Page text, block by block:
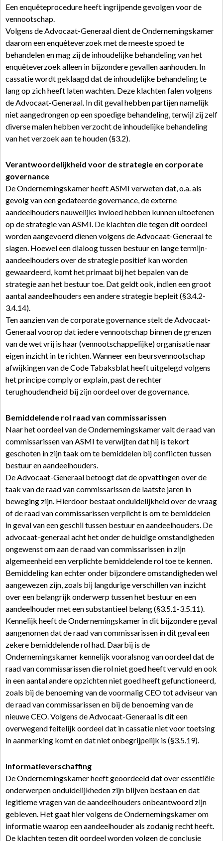
Een enquêteprocedure heeft ingrijpende gevolgen voor de
vennootschap.
Volgens de Advocaat-Generaal dient de Ondernemingskamer
daarom een enquêteverzoek met de meeste spoed te
behandelen en mag zij de inhoudelijke behandeling van het
enquêteverzoek alleen in bijzondere gevallen aanhouden. In
cassatie wordt geklaagd dat de inhoudelijke behandeling te
lang op zich heeft laten wachten. Deze klachten falen volgens
de Advocaat-Generaal. In dit geval hebben partijen namelijk
niet aangedrongen op een spoedige behandeling, terwijl zij zelf
diverse malen hebben verzocht de inhoudelijke behandeling
van het verzoek aan te houden (§3.2).
Verantwoordelijkheid voor de strategie en corporate
governance
De Ondernemingskamer heeft ASMI verweten dat, o.a. als
gevolg van een gedateerde governance, de externe
aandeelhouders nauwelijks invloed hebben kunnen uitoefenen
op de strategie van ASMI. De klachten die tegen dit oordeel
worden aangevoerd dienen volgens de Advocaat-Generaal te
slagen. Hoewel een dialoog tussen bestuur en lange termijn-
aandeelhouders over de strategie positief kan worden
gewaardeerd, komt het primaat bij het bepalen van de
strategie aan het bestuur toe. Dat geldt ook, indien een groot
aantal aandeelhouders een andere strategie bepleit (§3.4.2-
3.4.14).
Ten aanzien van de corporate governance stelt de Advocaat-
Generaal voorop dat iedere vennootschap binnen de grenzen
van de wet vrij is haar (vennootschappelijke) organisatie naar
eigen inzicht in te richten. Wanneer een beursvennootschap
afwijkingen van de Code Tabaksblat heeft uitgelegd volgens
het principe comply or explain, past de rechter
terughoudendheid bij zijn oordeel over de governance.
Bemiddelende rol raad van commissarissen
Naar het oordeel van de Ondernemingskamer valt de raad van
commissarissen van ASMI te verwijten dat hij is tekort
geschoten in zijn taak om te bemiddelen bij conflicten tussen
bestuur en aandeelhouders.
De Advocaat-Generaal betoogt dat de opvattingen over de
taak van de raad van commissarissen de laatste jaren in
beweging zijn. Hierdoor bestaat onduidelijkheid over de vraag
of de raad van commissarissen verplicht is om te bemiddelen
in geval van een geschil tussen bestuur en aandeelhouders. De
advocaat-generaal acht het onder de huidige omstandigheden
ongewenst om aan de raad van commissarissen in zijn
algemeenheid een verplichte bemiddelende rol toe te kennen.
Bemiddeling kan echter onder bijzondere omstandigheden wel
aangewezen zijn, zoals bij langdurige verschillen van inzicht
over een belangrijk onderwerp tussen het bestuur en een
aandeelhouder met een substantieel belang (§3.5.1-3.5.11).
Kennelijk heeft de Ondernemingskamer in dit bijzondere geval
aangenomen dat de raad van commissarissen in dit geval een
zekere bemiddelende rol had. Daarbij is de
Ondernemingskamer kennelijk vooralsnog van oordeel dat de
raad van commissarissen die rol niet goed heeft vervuld en ook
in een aantal andere opzichten niet goed heeft gefunctioneerd,
zoals bij de benoeming van de voormalig CEO tot adviseur van
de raad van commissarissen en bij de benoeming van de
nieuwe CEO. Volgens de Advocaat-Generaal is dit een
overwegend feitelijk oordeel dat in cassatie niet voor toetsing
in aanmerking komt en dat niet onbegrijpelijk is (§3.5.19).
Informatieverschaffing
De Ondernemingskamer heeft geoordeeld dat over essentiële
onderwerpen onduidelijkheden zijn blijven bestaan en dat
legitieme vragen van de aandeelhouders onbeantwoord zijn
gebleven. Het gaat hier volgens de Ondernemingskamer om
informatie waarop een aandeelhouder als zodanig recht heeft.
De klachten tegen dit oordeel worden volgen de conclusie